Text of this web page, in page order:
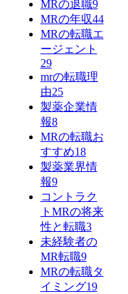
MRの退職9
MRの年収44
MRの転職エ
ージェント
29
mrの転職理
由25
製薬企業情
報8
MRの転職お
すすめ18
製薬業界情
報9
コントラク
トMRの将来
性と転職3
未経験者の
MR転職9
MRの転職タ
イミング19